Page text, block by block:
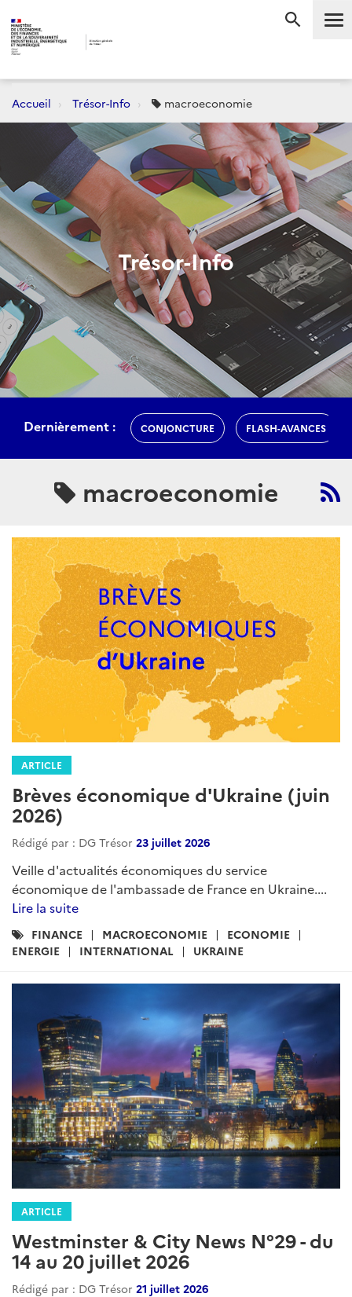
Accueil Trésor-Info macroeconomie
Trésor-Info
Dernièrement : CONJONCTURE FLASH-AVANCES
macroeconomie
ARTICLE
Brèves économique d'Ukraine (juin
2026)
Rédigé par : DG Trésor 23 juillet 2026
Veille d'actualités économiques du service
économique de l'ambassade de France en Ukraine....
Lire la suite
Catégories
:
FINANCE MACROECONOMIE
ECONOMIE
ENERGIE
INTERNATIONAL UKRAINE
ARTICLE
Westminster & City News N°29 - du
14 au 20 juillet 2026
Rédigé par : DG Trésor 21 juillet 2026